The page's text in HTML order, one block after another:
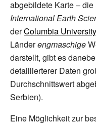
abgebildete Karte– die
International Earth
derColumbia University
Länderengmaschige
darstellt, gibt es
detaillierterer Daten
Durchschnittswert
Serbien).
Eine Möglichkeit zur